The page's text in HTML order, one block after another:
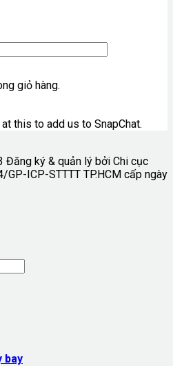
giỏ hàng.
this to add us to SnapChat.
ký & quản lý bởi Chi cục
GP-ICP-STTTT TP.HCM cấp ngày
bay